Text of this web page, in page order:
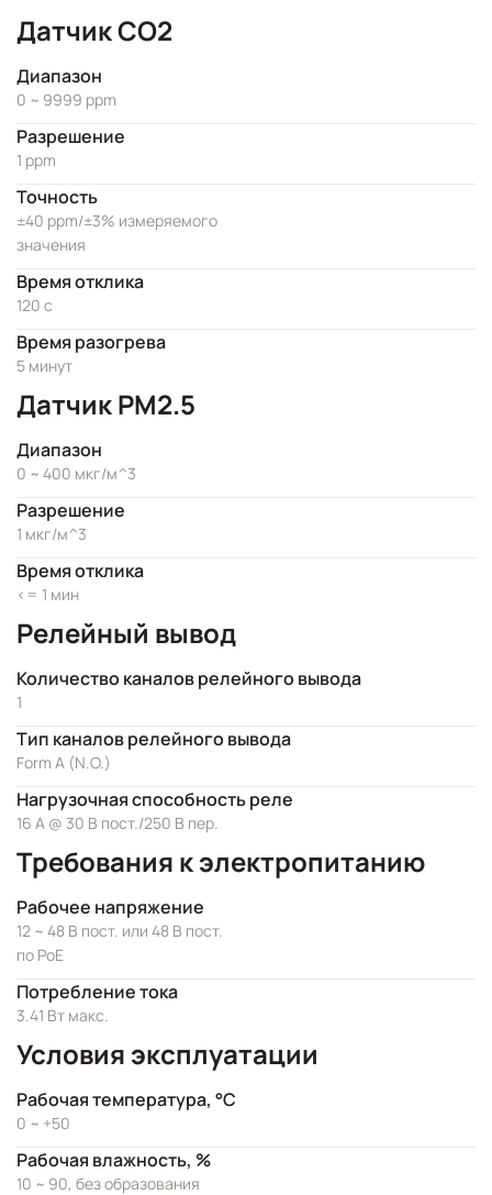
Датчик CO2
Диапазон
0 ~ 9999 ppm
Разрешение
1 ppm
Точность
±40 ppm/±3% измеряемого
значения
Время отклика
120 с
Время разогрева
5 минут
Датчик PM2.5
Диапазон
0 ~ 400 мкг/м^3
Разрешение
1 мкг/м^3
Время отклика
<= 1 мин
Релейный вывод
Количество каналов релейного вывода
1
Тип каналов релейного вывода
Form A (N.O.)
Нагрузочная способность реле
16 А @ 30 В пост./250 В пер.
Требования к электропитанию
Рабочее напряжение
12 ~ 48 В пост. или 48 В пост.
по PoE
Потребление тока
3.41 Вт макс.
Условия эксплуатации
Рабочая температура, °C
0 ~ +50
Рабочая влажность, %
10 ~ 90, без образования